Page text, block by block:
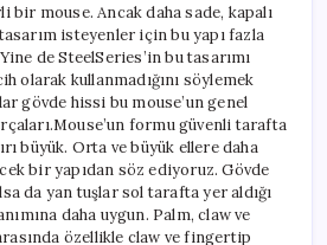
bir mouse. Ancak daha sade, kapalı
isteyenler için bu yapı fazla
de SteelSeries’in bu tasarımı
olarak kullanmadığını söylemek
gövde hissi bu mouse’un genel
formu güvenli tarafta
büyük. Orta ve büyük ellere daha
bir yapıdan söz ediyoruz. Gövde
da yan tuşlar sol tarafta yer aldığı
daha uygun. Palm, claw ve
özellikle claw ve fingertip